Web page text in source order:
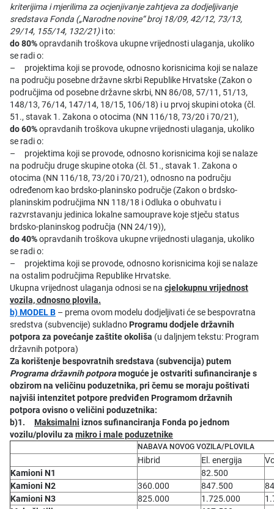
kriterijima i mjerilima za ocjenjivanje zahtjeva za dodjeljivanje
sredstava Fonda („Narodne novine“ broj 18/09, 42/12, 73/13,
29/14, 155/14, 132/21)i to:
do 80%opravdanih troškova ukupne vrijednosti ulaganja, ukoliko
se radi o:
– projektima koji se provode, odnosno korisnicima koji se nalaze
na području posebne državne skrbi Republike Hrvatske (Zakon o
područjima od posebne državne skrbi, NN 86/08, 57/11, 51/13,
148/13, 76/14, 147/14, 18/15, 106/18) i u prvoj skupini otoka (čl.
51., stavak 1. Zakona o otocima (NN 116/18, 73/20 i 70/21),
do 60%opravdanih troškova ukupne vrijednosti ulaganja, ukoliko
se radi o:
– projektima koji se provode, odnosno korisnicima koji se nalaze
na području druge skupine otoka (čl. 51., stavak 1. Zakona o
otocima (NN 116/18, 73/20 i 70/21), odnosno na području
određenom kao brdsko-planinsko područje (Zakon o brdsko-
planinskim područjima NN 118/18 i Odluka o obuhvatu i
razvrstavanju jedinica lokalne samouprave koje stječu status
brdsko-planinskog područja (NN 24/19)),
do 40%opravdanih troškova ukupne vrijednosti ulaganja, ukoliko
se radi o:
– projektima koji se provode, odnosno korisnicima koji se nalaze
na ostalim područjima Republike Hrvatske.
Ukupna vrijednost ulaganja odnosi se na cjelokupnu vrijednost
vozila, odnosno plovila.
b) MODEL B – prema ovom modelu dodjeljivati će se bespovratna
sredstva (subvencije) sukladnoProgramu dodjele državnih
potpora za povećanje zaštite okoliša (u daljnjem tekstu: Program
državnih potpora)
Za korištenje bespovratnih sredstava (subvencija) putem
Programa državnih potporamoguće je ostvariti sufinanciranje s
obzirom na veličinu poduzetnika, pri čemu se moraju poštivati
najviši intenzitet potpore predviđen Programom državnih
potpora ovisno o veličini poduzetnika:
b)1. Maksimalni iznos sufinanciranja Fonda po jednom
vozilu/plovilu za mikro i male poduzetnike
NABAVA NOVOG VOZILA/PLOVILA
Hibrid El. energija
Kamioni N1
82.500
Kamioni N2
360.000 847.500
Kamioni N3
825.000 1.725.000